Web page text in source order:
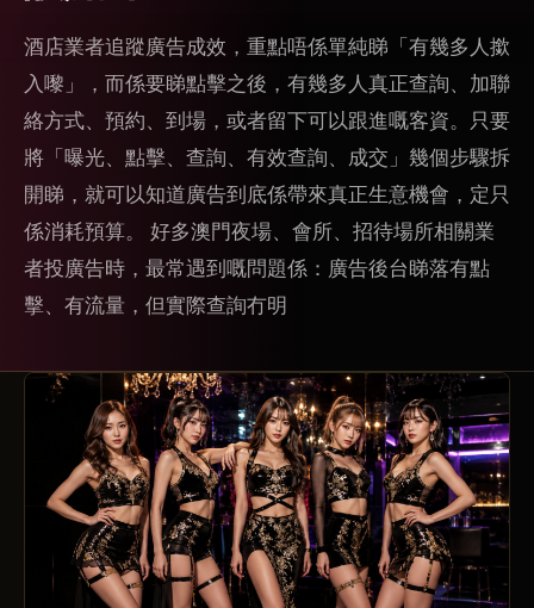
酒店業者追蹤廣告成效，重點唔係單純睇「有幾多人撳
入嚟」，而係要睇點擊之後，有幾多人真正查詢、加聯
絡方式、預約、到場，或者留下可以跟進嘅客資。只要
將「曝光、點擊、查詢、有效查詢、成交」幾個步驟拆
開睇，就可以知道廣告到底係帶來真正生意機會，定只
係消耗預算。 好多澳門夜場、會所、招待場所相關業
者投廣告時，最常遇到嘅問題係：廣告後台睇落有點
擊、有流量，但實際查詢冇明